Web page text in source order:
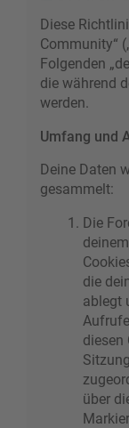
Diese
Community“
Folgenden
die während
werden.
Umfang und
Deine Daten
gesammelt:
Die
die
ablegt
diesen
über